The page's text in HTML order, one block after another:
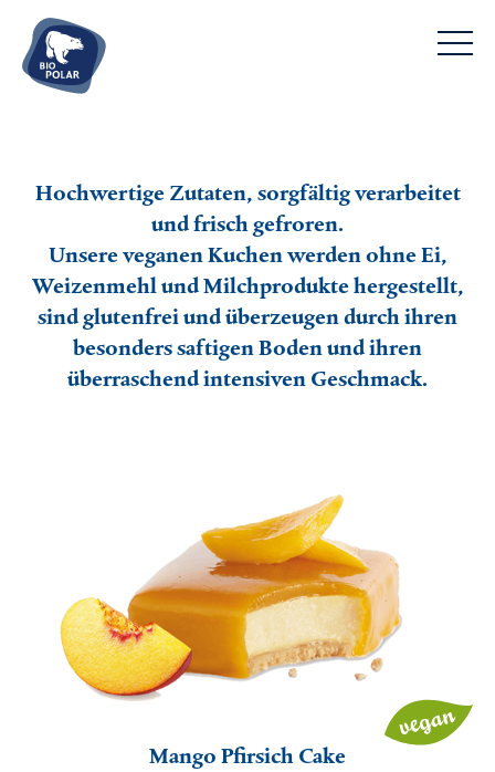
DE
Pizza & mehr
Fertiggerichte
Fisch & Garnelen
Fleisch
Süßes
Warum Tiefkühlkost?
Rezepte
Mango Mojito mit Sorbet
Radicchio Pizza mit Gorgonzola
Lamm-Bolognese selbstgemacht
Coq au vin
Maronensüppchen mit Garnelenspieß
Unsere Hersteller
Flammkuchenspezialist Emmanuel
Pizzameister Andrea
Lachsfischer Kevin
Wir
Über uns
Unser Klima-Bewusstsein
Service
Hochwertige Zutaten, sorgfältig verarbeitet
und frisch gefroren.
Unsere veganen Kuchen werden ohne Ei,
Weizenmehl und Milchprodukte hergestellt,
sind glutenfrei und überzeugen durch ihren
besonders saftigen Boden und ihren
überraschend intensiven Geschmack.
Mango Pfirsich Cake